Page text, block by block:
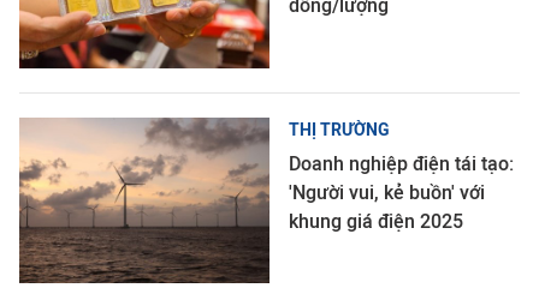
đồng/lượng
THỊ TRƯỜNG
Doanh nghiệp điện tái tạo:
'Người vui, kẻ buồn' với
khung giá điện 2025